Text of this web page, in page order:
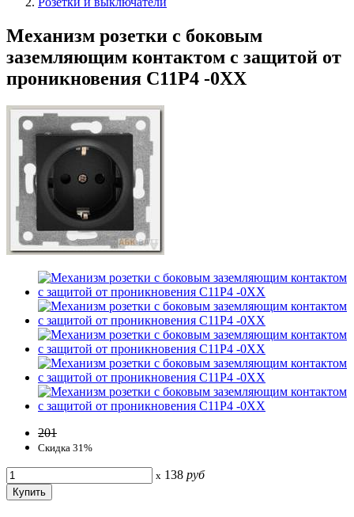
Механизм розетки с боковым
заземляющим контактом с защитой от
проникновения С11Р4 -0ХХ
201
Скидка 31%
x 138 руб